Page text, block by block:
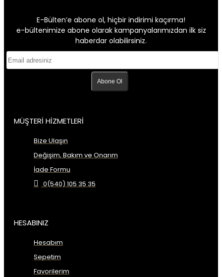
E-Bülten’e abone ol, hiçbir indirimi kaçırma!
e-bültenimize abone olarak kampanyalarımızdan ilk siz
haberdar olabilirsiniz.
Abone Ol
MÜŞTERİ HİZMETLERİ
Bize Ulaşın
Değişim, Bakım ve Onarım
İade Formu
0(540) 105 35 35
HESABINIZ
Hesabım
Sepetim
Favorilerim